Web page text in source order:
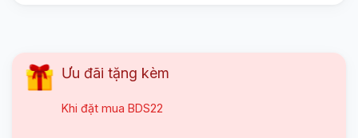
Ưu đãi tặng kèm
Khi đặt mua BDS22